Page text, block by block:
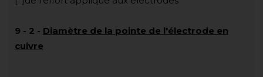
9 - 2 - Diamètre de la pointe de l'électrode en
cuivre